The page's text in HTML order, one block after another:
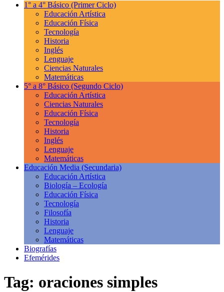
1° a 4° Básico (Primer Ciclo)
Educación Artística
Educación Física
Tecnología
Historia
Inglés
Lenguaje
Ciencias Naturales
Matemáticas
5° a 8° Básico (Segundo Ciclo)
Educación Artística
Ciencias Naturales
Educación Física
Tecnología
Historia
Inglés
Lenguaje
Matemáticas
Educación Media (Secundaria)
Educación Artística
Biología – Ecología
Educación Física
Tecnología
Filosofía
Historia
Lenguaje
Matemáticas
Biografías
Efemérides
Tag: oraciones simples